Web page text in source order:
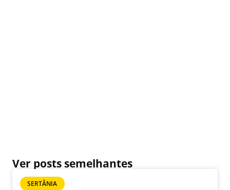
Ver posts semelhantes
SERTÂNIA